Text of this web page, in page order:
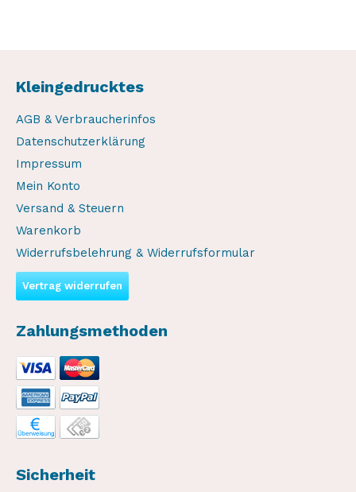
Kleingedrucktes
AGB & Verbraucherinfos
Datenschutzerklärung
Impressum
Mein Konto
Versand & Steuern
Warenkorb
Widerrufsbelehrung & Widerrufsformular
Vertrag widerrufen
Zahlungsmethoden
Sicherheit